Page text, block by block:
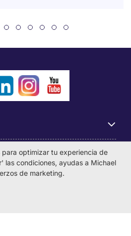
para optimizar tu experiencia de
las condiciones, ayudas a Michael
de marketing.